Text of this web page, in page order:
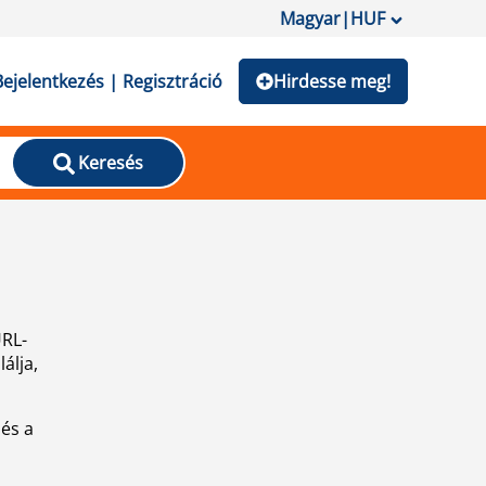
Magyar|HUF
| Regisztráció Hirdesse meg!
Keresés
a